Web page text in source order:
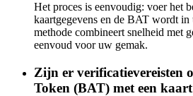
Het proces is eenvoudig: voer het
kaartgegevens en de BAT wordt
methode combineert snelheid met
eenvoud voor uw gemak.
Zijn er verificatievereisten
Token (BAT) met een